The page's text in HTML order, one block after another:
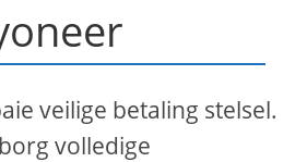
veilige betaling stelsel.
volledige